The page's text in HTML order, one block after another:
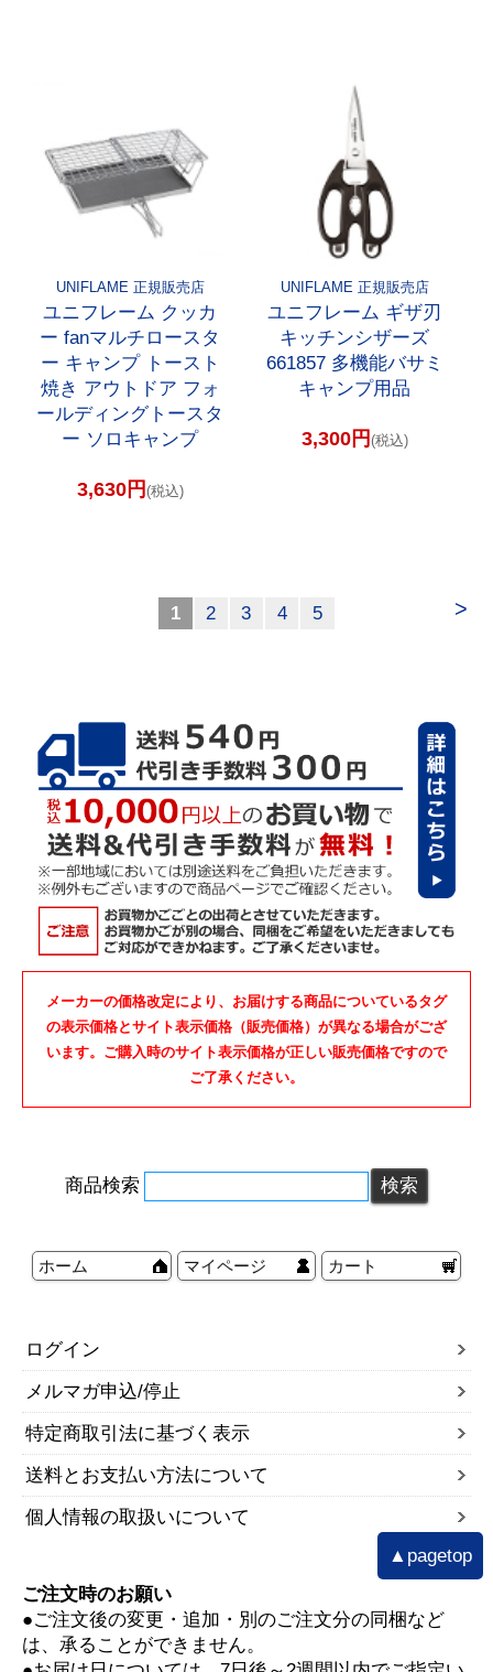
UNIFLAME 正規販売店
ユニフレーム クッカ
ー fanマルチロースタ
ー キャンプ トースト
焼き アウトドア フォ
ールディングトースタ
ー ソロキャンプ
3,630円 (税込)
UNIFLAME 正規販売店
ユニフレーム ギザ刃
キッチンシザーズ
661857 多機能バサミ
キャンプ用品
3,300円 (税込)
>
1 2 3 4 5
メーカーの価格改定により、お届けする商品についているタグ
の表示価格とサイト表示価格（販売価格）が異なる場合がござ
います。ご購入時のサイト表示価格が正しい販売価格ですので
ご了承ください。
商品検索
ホーム マイページ カート
ログイン
メルマガ申込/停止
特定商取引法に基づく表示
送料とお支払い方法について
個人情報の取扱いについて
ご注文時のお願い
●ご注文後の変更・追加・別のご注文分の同梱など
は、承ることができません。
▲pagetop